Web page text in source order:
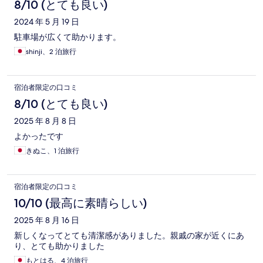
8/10 (とても良い)
2024 年 5 月 19 日
駐車場が広くて助かります。
shinji、2 泊旅行
宿泊者限定の口コミ
8/10 (とても良い)
2025 年 8 月 8 日
よかったです
きぬこ、1 泊旅行
宿泊者限定の口コミ
10/10 (最高に素晴らしい)
2025 年 8 月 16 日
新しくなってとても清潔感がありました。親戚の家が近くにあ
り、とても助かりました
もとはる、4 泊旅行